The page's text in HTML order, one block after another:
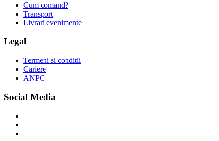
Cum comand?
Transport
Livrari evenimente
Legal
Termeni si conditii
Cariere
ANPC
Social Media